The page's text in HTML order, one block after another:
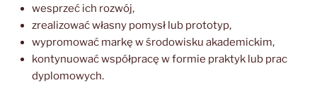
wesprzeć ich rozwój,
zrealizować własny pomysł lub prototyp,
wypromować markę w środowisku akademickim,
kontynuować współpracę w formie praktyk lub prac
dyplomowych.